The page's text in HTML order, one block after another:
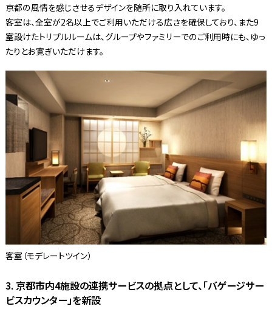
京都の風情を感じさせるデザインを随所に取り入れています。
客室は、全室が2名以上でご利用いただける広さを確保しており、また9
室設けたトリプルルームは、グループやファミリーでのご利用時にも、ゆっ
たりとお寛ぎいただけます。
客室（モデレートツイン）
3. 京都市内4施設の連携サービスの拠点として、「バゲージサー
ビスカウンター」を新設